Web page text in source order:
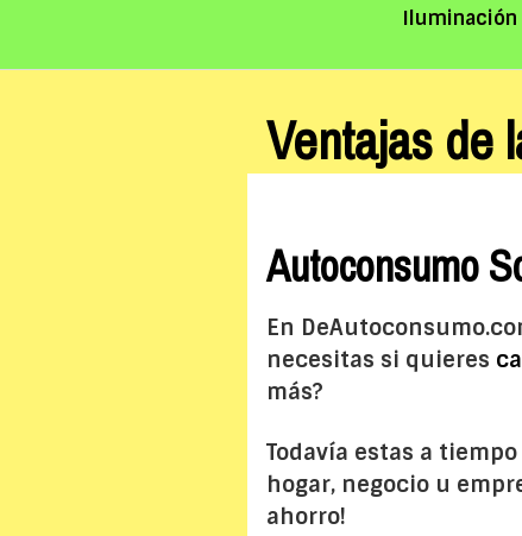
Iluminación
Ventajas de
Autoconsumo
En
necesitas si quieres
más?
Todavía estas a
hogar, negocio u
ahorro!